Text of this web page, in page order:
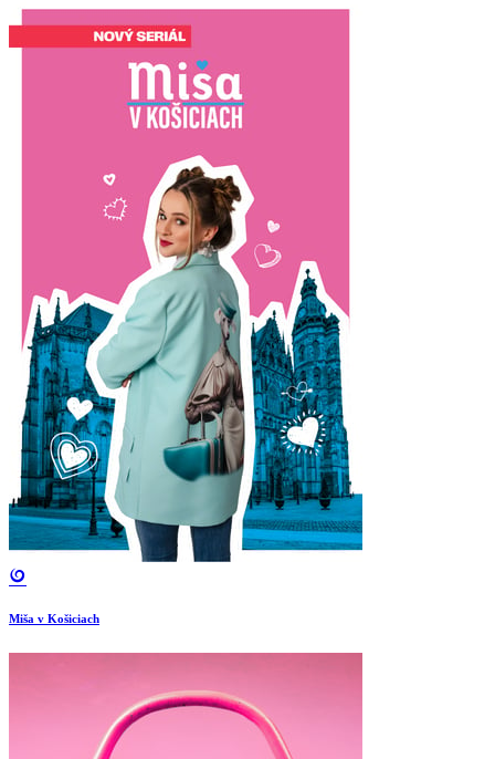
Miša v Košiciach